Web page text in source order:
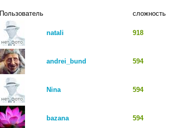
Пользователь сложность
natali 918
andrei_bund 594
Nina 594
bazana 594